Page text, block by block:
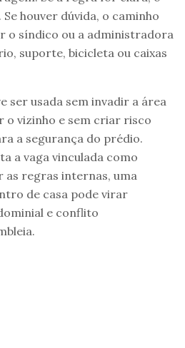
houver dúvida, o caminho
o síndico ou a administradora
suporte, bicicleta ou caixas
ser usada sem invadir a área
o vizinho e sem criar risco
a segurança do prédio.
a vaga vinculada como
as regras internas, uma
de casa pode virar
e conflito